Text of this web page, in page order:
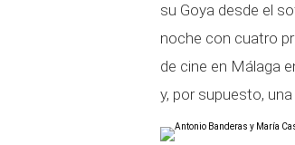
su Goya desde el
noche con cuatro
de cine en Málaga
y, por supuesto,